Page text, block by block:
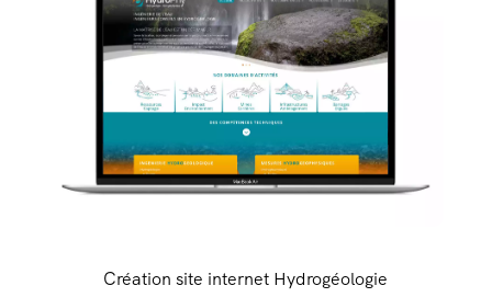
Création site internet Hydrogéologie